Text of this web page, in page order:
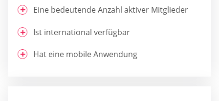
Eine bedeutende Anzahl aktiver Mitglieder
Ist international verfügbar
Hat eine mobile Anwendung